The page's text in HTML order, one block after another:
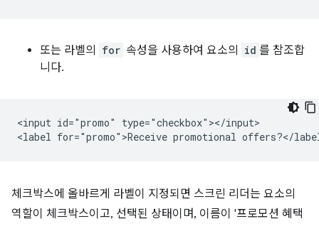
또는 라벨의 for 속성을 사용하여 요소의 id 를 참조합
니다.
<input id="promo" type="checkbox"></input>
체크박스에 올바르게 라벨이 지정되면 스크린 리더는 요소의
역할이 체크박스이고, 선택된 상태이며, 이름이 '프로모션 혜택